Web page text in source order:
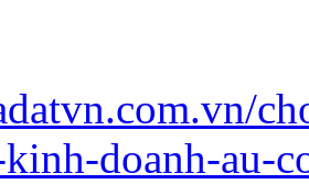
doanh-au-